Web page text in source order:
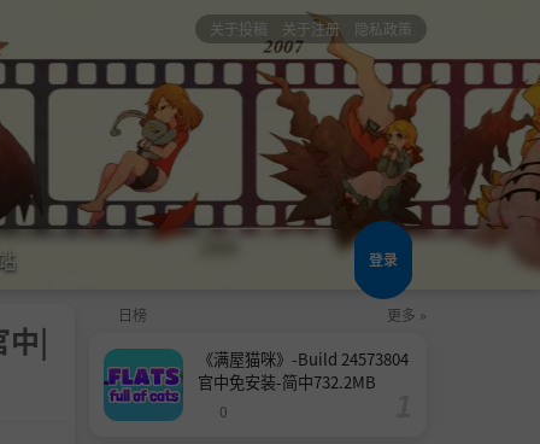
关于投稿 关于注册 隐私政策
登录
中|
日榜 更多 »
《满屋猫咪》-Build 24573804
官中免安装-简中732.2MB
0